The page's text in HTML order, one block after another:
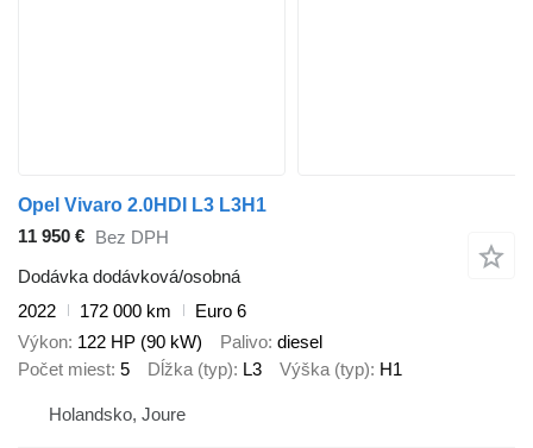
Opel Vivaro 2.0HDI L3 L3H1
11 950 € Bez DPH
Dodávka dodávková/osobná
2022
172 000 km
Euro 6
Výkon 122 HP (90 kW) Palivo diesel
Počet miest 5 Dĺžka (typ) L3 Výška (typ) H1
Holandsko, Joure